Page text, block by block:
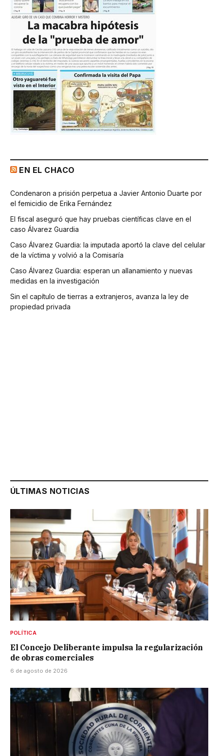
EN EL CHACO
Condenaron a prisión perpetua a Javier Antonio Duarte por
el femicidio de Erika Fernández
El fiscal aseguró que hay pruebas científicas clave en el
caso Álvarez Guardia
Caso Álvarez Guardia: la imputada aportó la clave del celular
de la víctima y volvió a la Comisaría
Caso Álvarez Guardia: esperan un allanamiento y nuevas
medidas en la investigación
Sin el capítulo de tierras a extranjeros, avanza la ley de
propiedad privada
ÚLTIMAS NOTICIAS
POLÍTICA
El Concejo Deliberante impulsa la regularización
de obras comerciales
6 de agosto de 2026